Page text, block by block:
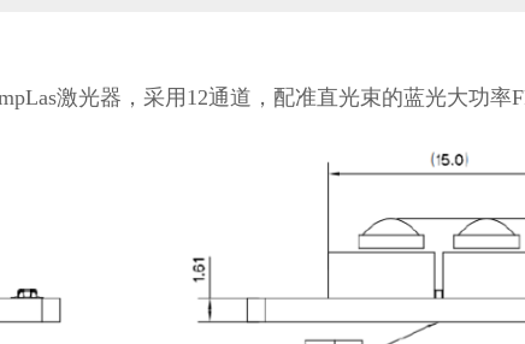
激光器，采用12通道，配准直光束的蓝光大功率